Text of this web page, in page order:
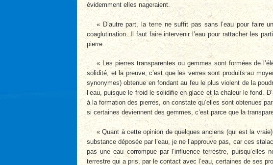
évidemment elles nageraient.
« D’autre part, la terre ne suffit pas sans l’eau pour faire
coaglutination. Il faut faire intervenir l’eau pour rattacher les
pierre.
« Les pierres transparentes ou gemmes sont formées de
solidité, et la preuve, c’est que les verres sont produits au
synonymes) obtenue en fondant au feu le plus violent de la
l’eau, puisque le froid le solidifie en glace et la chaleur le fond.
à la formation des pierres, on constate qu’elles sont obtenues
si certaines deviennent des gemmes, c’est parce que la
« Quant à cette opinion de quelques anciens (qui est la
substance déposée par l’eau, je ne l’approuve pas, car ces
pas une eau corrompue par l’influence terrestre,
terrestre qui a pris, par le contact avec l’eau, certaines de ses